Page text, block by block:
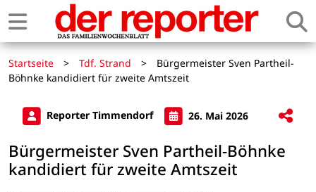
Startseite > Tdf. Strand >
Bürgermeister Sven Partheil-
Böhnke kandidiert für zweite Amtszeit
Reporter Timmendorf 26. Mai 2026
Bürgermeister Sven Partheil-Böhnke
kandidiert für zweite Amtszeit